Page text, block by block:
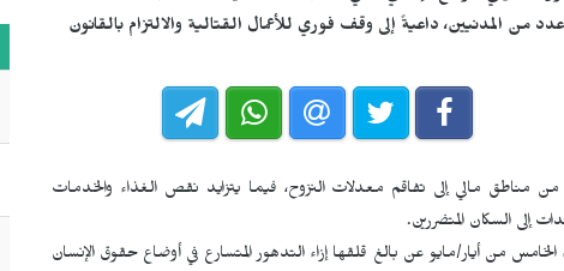
المدنيين، داعيةً إلى وقف فوري للأعمال القتالية والالتزام بالقانون
مناطق مالي إلى تفاقم معدلات النزوح، فيما يتزايد نقص الغذاء والخدمات
إلى السكان المتضررين.
من أيار/مايو عن بالغ قلقها إزاء التدهور المتسارع في أوضاع حقوق الإنسان